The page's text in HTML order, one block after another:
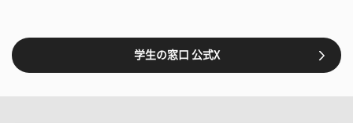
学生の窓口 公式X